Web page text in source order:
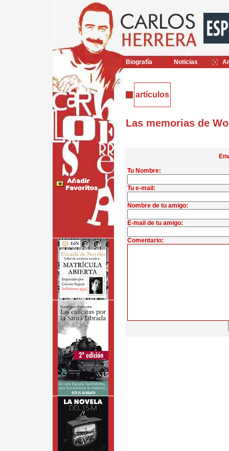
artículos
Las memorias de
Tu Nombre:
Tu e-mail:
Nombre de tu amigo:
E-mail de tu amigo:
Comentario:
Biografía Noticias